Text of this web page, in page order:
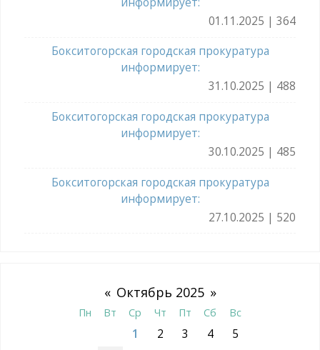
01.11.2025 | 364
Бокситогорская городская прокуратура
информирует:
31.10.2025 | 488
Бокситогорская городская прокуратура
информирует:
30.10.2025 | 485
Бокситогорская городская прокуратура
информирует:
27.10.2025 | 520
« Октябрь 2025 »
Пн Вт Ср Чт Пт Сб Вс
1 2 3 4
5